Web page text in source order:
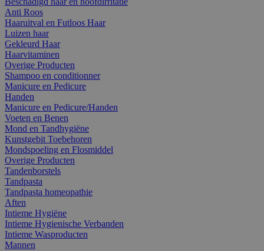
Anti Roos
Haaruitval en Futloos Haar
Luizen haar
Gekleurd Haar
Haarvitaminen
Overige Producten
Shampoo en conditionner
Manicure en Pedicure
Handen
Manicure en Pedicure/Handen
Voeten en Benen
Mond en Tandhygiëne
Kunstgebit Toebehoren
Mondspoeling en Flosmiddel
Overige Producten
Tandenborstels
Tandpasta
Tandpasta homeopathie
Aften
Intieme Hygiëne
Intieme Hygienische Verbanden
Intieme Wasproducten
Mannen